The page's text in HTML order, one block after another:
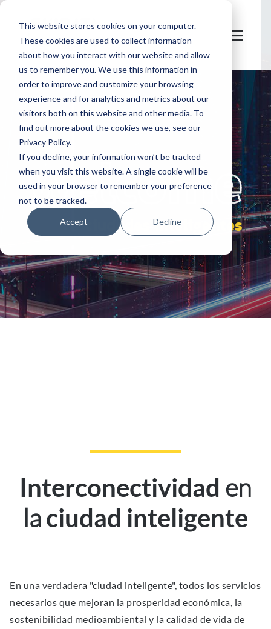
This website stores cookies on your computer.
These cookies are used to collect information
about how you interact with our website and allow
us to remember you. We use this information in
order to improve and customize your browsing
experience and for analytics and metrics about our
visitors both on this website and other media. To
find out more about the cookies we use, see our
Privacy Policy.
If you decline, your information won’t be tracked
when you visit this website. A single cookie will be
used in your browser to remember your preference
not to be tracked.
Accept Decline
let's
welcome
ciudades inteligentes
Interconectividad en
laciudad inteligente
En una verdadera "ciudad inteligente", todos los servicios
necesarios que mejoran la prosperidad económica, la
sostenibilidad medioambiental y la calidad de vida de